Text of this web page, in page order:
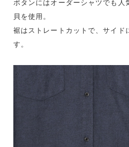
ボタンにはオーダーシャツでも人
貝を使用。
裾はストレートカットで、サイド
す。